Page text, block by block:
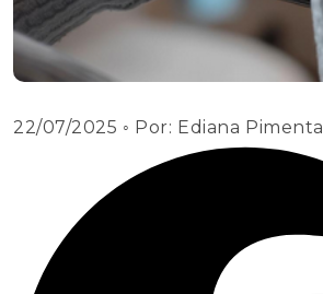
22/07/2025 ◦ Por: Ediana Pimenta